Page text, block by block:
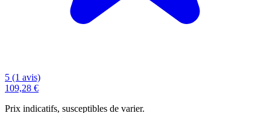
5 (1 avis)
109,28 €
Prix indicatifs, susceptibles de varier.